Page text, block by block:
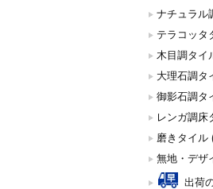
ナチュラル
テラコッタ
木目調タイ
大理石調タ
御影石調タ
レンガ調床
磨きタイル
無地・デザ
出荷